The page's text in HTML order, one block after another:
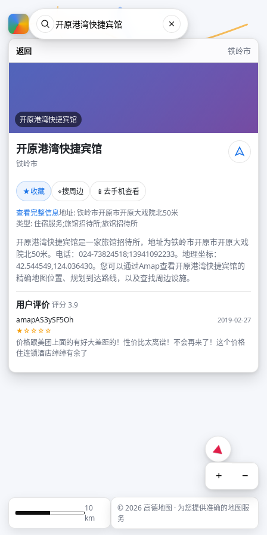
返回 铁岭市
开原港湾快捷宾馆
开原港湾快捷宾馆
铁岭市
★收藏 ⌖搜周边 📱 去手机查看
查看完整信息地址: 铁岭市开原市开原大戏院北50米
类型: 住宿服务;旅馆招待所;旅馆招待所
开原港湾快捷宾馆是一家旅馆招待所，地址为铁岭市开原市开原大戏
院北50米。电话：024-73824518;13941092233。地理坐标：
42.544549,124.036430。您可以通过Amap查看开原港湾快捷宾馆的
精确地图位置、规划到达路线，以及查找周边设施。
用户评价评分 3.9
amapAS3ySF5Oh
2019-02-27
★☆☆☆☆
价格跟美团上面的有好大差距的！性价比太离谱！不会再来了！这个价格
住连锁酒店绰绰有余了
+ −
10
km
© 2026 高德地图 · 为您提供准确的地图服
务